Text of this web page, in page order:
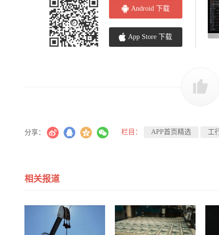
Android 下载
App Store 下载
分享： 栏目： APP首页精选 工
相关报道